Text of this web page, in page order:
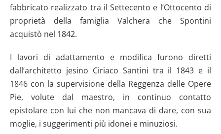
fabbricato realizzato tra il Settecento e l’Ottocento di
proprietà della famiglia Valchera che Spontini
acquistò nel 1842.
I lavori di adattamento e modifica furono diretti
dall’architetto jesino Ciriaco Santini tra il 1843 e il
1846 con la supervisione della Reggenza delle Opere
Pie, volute dal maestro, in continuo contatto
epistolare con lui che non mancava di dare, con sua
moglie, i suggerimenti più idonei e minuziosi.